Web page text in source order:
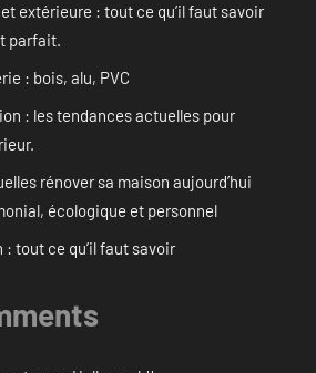
extérieure : tout ce qu’il faut savoir
parfait.
: bois, alu, PVC
: les tendances actuelles pour
rénover sa maison aujourd’hui
écologique et personnel
tout ce qu’il faut savoir